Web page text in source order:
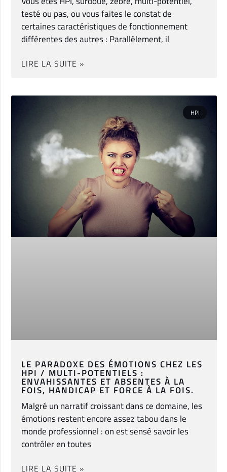
testé ou pas, ou vous faites le constat de
certaines caractéristiques de fonctionnement
différentes des autres : Parallèlement, il
LIRE LA SUITE »
HPI
LE PARADOXE DES ÉMOTIONS CHEZ LES
HPI / MULTI-POTENTIELS :
ENVAHISSANTES ET ABSENTES À LA
FOIS, HANDICAP ET FORCE À LA FOIS.
Malgré un narratif croissant dans ce domaine, les
émotions restent encore assez tabou dans le
monde professionnel : on est sensé savoir les
contrôler en toutes
LIRE LA SUITE »